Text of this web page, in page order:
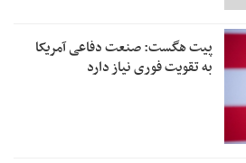
پیت هگست: صنعت دفاعی آمریکا
به تقویت فوری نیاز دارد